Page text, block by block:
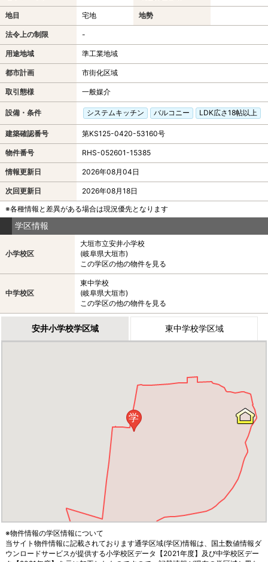
地目 宅地 地勢
法令上の制限 -
用途地域 準工業地域
都市計画 市街化区域
取引態様 一般媒介
設備・条件 システムキッチン バルコニー LDK広さ18帖以上
建築確認番号 第KS125-0420-53160号
物件番号 RHS-052601-15385
情報更新日 2026年08月04日
次回更新日
2026年08月18日
※各種情報と差異がある場合は現況優先となります
学区情報
小学校区
大垣市立安井小学校
(岐阜県大垣市)
この学区の他の物件を見る
中学校区
東中学校
(岐阜県大垣市)
この学区の他の物件を見る
安井小学校学区域 東中学校学区域
学
※物件情報の学区情報について
当サイト物件情報に記載されております通学区域(学区)情報は、国土数値情報ダ
ウンロードサービスが提供する小学校区データ【2021年度】及び中学校区デー